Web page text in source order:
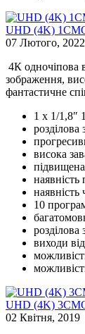
UHD (4K)
07 Лютого, 2022
4К одночіпова
зображення,
фантастичне
1 x 1/1,8″
розділова
висока
підвищена
10
розділова
виходи
UHD (4K)
02 Квітня, 2019